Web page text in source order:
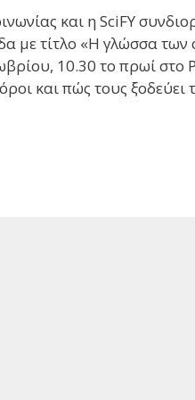
και η SciFΥ
με τίτλο «Η γλώσσα των
10.30 το πρωί στο
και πώς τους